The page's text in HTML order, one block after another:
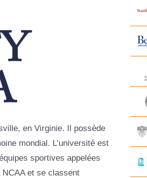
en Virginie. Il possède
mondial. L’université est
sportives appelées
et se classent